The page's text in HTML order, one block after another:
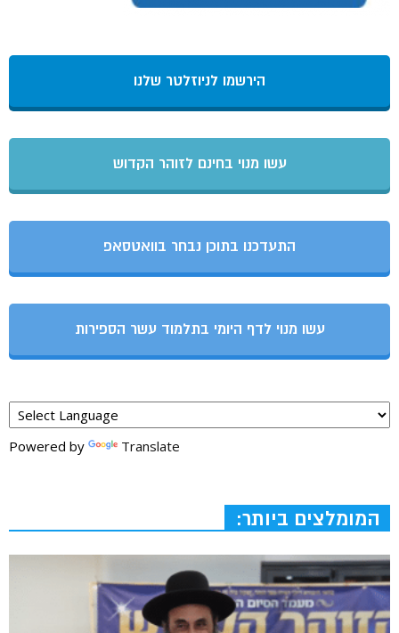
הירשמו לניוזלטר שלנו
עשו מנוי בחינם לזוהר הקדוש
התעדכנו בתוכן נבחר בוואטסאפ
עשו מנוי לדף היומי בתלמוד עשר הספירות
Powered by Translate
המומלצים ביותר: